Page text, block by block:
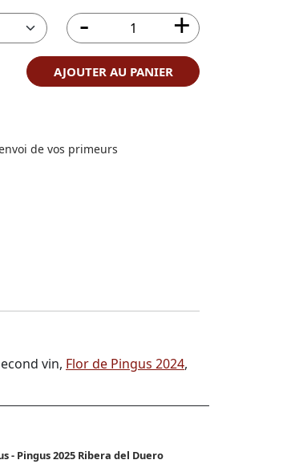
AJOUTER AU PANIER
de vos primeurs
vin, Flor de Pingus 2024,
- Pingus 2025 Ribera del Duero